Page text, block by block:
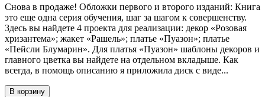
Снова в продаже! Обложки первого и второго изданий: Книга
это еще одна серия обучения, шаг за шагом к совершенству.
Здесь вы найдете 4 проекта для реализации: декор «Розовая
хризантема»; жакет «Рашель»; платье «Пуазон»; платье
«Пейсли Блумарин». Для платья «Пуазон» шаблоны декоров и
главного цветка вы найдете на отдельном вкладыше. Как
всегда, в помощь описанию я приложила диск с виде...
В корзину